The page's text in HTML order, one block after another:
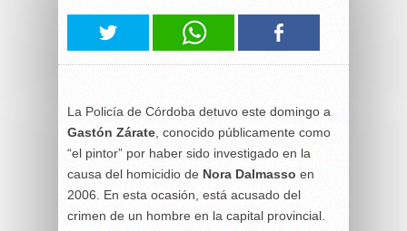
La Policía de Córdoba detuvo este domingo a
Gastón Zárate , conocido públicamente como
“el pintor” por haber sido investigado en la
causa del homicidio de Nora Dalmasso en
2006. En esta ocasión, está acusado del
crimen de un hombre en la capital provincial.